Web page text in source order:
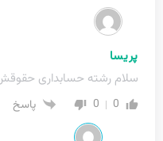
پریسا
سلام رشته حسابداری
0
0 پاسخ